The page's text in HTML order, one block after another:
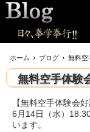
ホーム ブログ 無料空
無料空手体験
【無料空手体験会
6月14日（水）
います。